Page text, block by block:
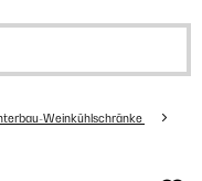
Weinkühlschränke